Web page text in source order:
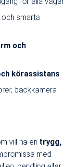
smarta
och
körassistans
backkamera
vill ha en trygg,
med